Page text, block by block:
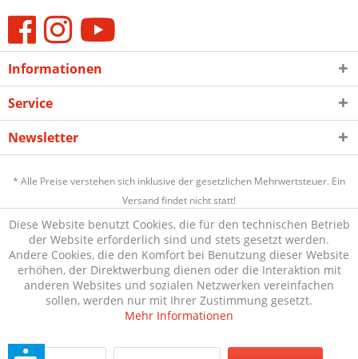
Informationen
Service
Newsletter
* Alle Preise verstehen sich inklusive der gesetzlichen Mehrwertsteuer. Ein
Versand findet nicht statt!
Diese Website benutzt Cookies, die für den technischen Betrieb
der Website erforderlich sind und stets gesetzt werden.
Andere Cookies, die den Komfort bei Benutzung dieser Website
erhöhen, der Direktwerbung dienen oder die Interaktion mit
anderen Websites und sozialen Netzwerken vereinfachen
sollen, werden nur mit Ihrer Zustimmung gesetzt.
Mehr Informationen